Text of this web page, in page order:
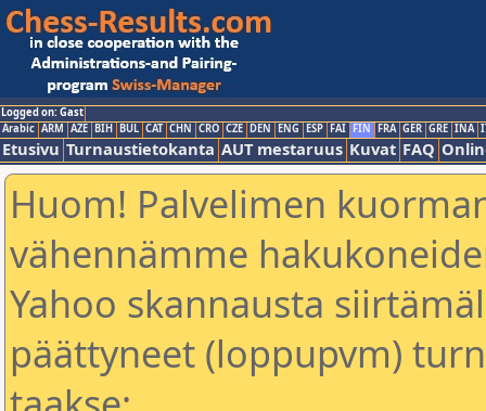
Logged on: Gast
Arabic ARM AZE BIH BUL CAT CHN CRO CZE DEN ENG ESP FAI FIN FRA GER GRE INA
Etusivu Turnaustietokanta AUT mestaruus Kuvat FAQ
Huom! Palvelimen
vähennämme
Yahoo skannausta
päättyneet (loppupvm)